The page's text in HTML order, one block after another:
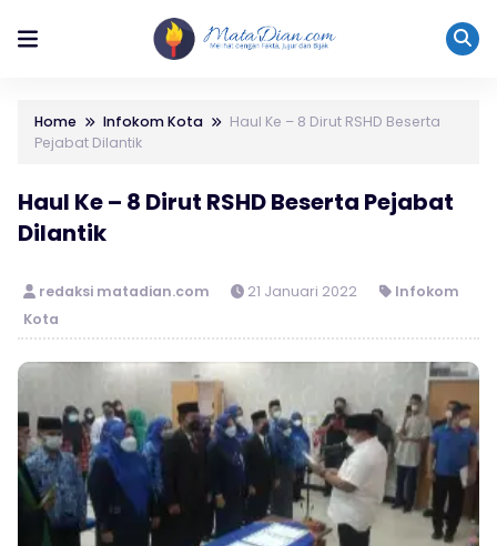
Home Infokom Kota
Haul Ke – 8 Dirut RSHD Beserta
Pejabat Dilantik
Haul Ke – 8 Dirut RSHD Beserta Pejabat
Dilantik
redaksi matadian.com 21 Januari 2022
Infokom
Kota